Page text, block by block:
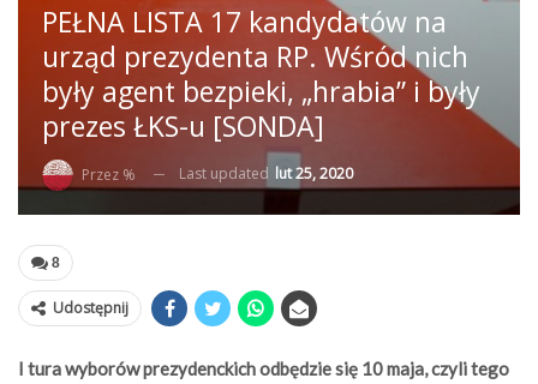
PEŁNA LISTA 17 kandydatów na
urząd prezydenta RP. Wśród nich
były agent bezpieki, „hrabia” i były
prezes ŁKS-u [SONDA]
Przez % Last updated lut 25, 2020
8
Udostępnij
I tura wyborów prezydenckich odbędzie się 10 maja, czyli tego